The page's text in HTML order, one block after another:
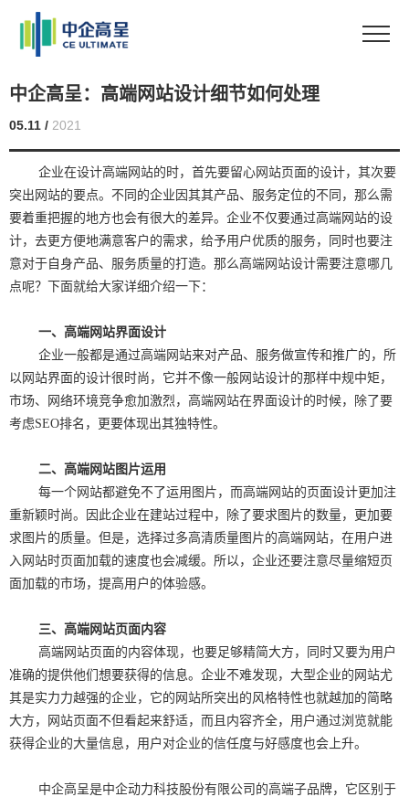
中企高呈：高端网站设计细节如何处理
05.11 / 2021
企业在设计高端网站的时，首先要留心网站页面的设计，其次要
突出网站的要点。不同的企业因其其产品、服务定位的不同，那么需
要着重把握的地方也会有很大的差异。企业不仅要通过高端网站的设
计，去更方便地满意客户的需求，给予用户优质的服务，同时也要注
意对于自身产品、服务质量的打造。那么高端网站设计需要注意哪几
点呢？下面就给大家详细介绍一下：
一、高端网站界面设计
企业一般都是通过高端网站来对产品、服务做宣传和推广的，所
以网站界面的设计很时尚，它并不像一般网站设计的那样中规中矩，
市场、网络环境竞争愈加激烈，高端网站在界面设计的时候，除了要
考虑SEO排名，更要体现出其独特性。
二、高端网站图片运用
每一个网站都避免不了运用图片，而高端网站的页面设计更加注
重新颖时尚。因此企业在建站过程中，除了要求图片的数量，更加要
求图片的质量。但是，选择过多高清质量图片的高端网站，在用户进
入网站时页面加载的速度也会减缓。所以，企业还要注意尽量缩短页
面加载的市场，提高用户的体验感。
三、高端网站页面内容
高端网站页面的内容体现，也要足够精简大方，同时又要为用户
准确的提供他们想要获得的信息。企业不难发现，大型企业的网站尤
其是实力力越强的企业，它的网站所突出的风格特性也就越加的简略
大方，网站页面不但看起来舒适，而且内容齐全，用户通过浏览就能
获得企业的大量信息，用户对企业的信任度与好感度也会上升。
中企高呈是中企动力科技股份有限公司的高端子品牌，它区别于